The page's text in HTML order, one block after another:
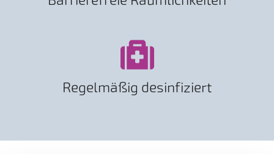
Regelmäßig desinfiziert